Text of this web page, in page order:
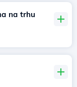
na trhu